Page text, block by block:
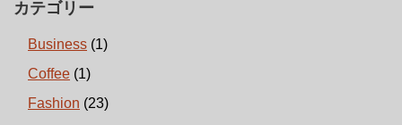
カテゴリー
Business (1)
Coffee (1)
Fashion (23)